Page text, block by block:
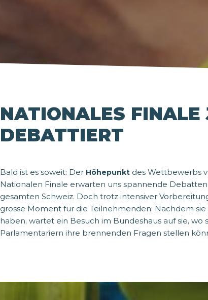
NATIONALES FINALE
DEBATTIERT
Bald ist es soweit: Der Höhepunkt des Wettbewerbs
Nationalen Finale erwarten uns spannende
gesamten Schweiz. Doch trotz intensiver
grosse Moment für die Teilnehmenden: Nachdem
haben, wartet ein Besuch im Bundeshaus auf sie,
Parlamentariern ihre brennenden Fragen stellen